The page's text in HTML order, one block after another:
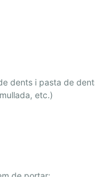
dents i pasta de
etc.)